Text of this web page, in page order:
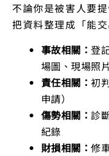
不論你是被害人要
把資料整理成「能
事故相關：登
場圖、現場照片
責任相關：初
申請）
傷勢相關：診
紀錄
財損相關：修